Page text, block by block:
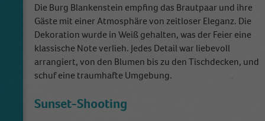
Die Burg Blankenstein empfing das Brautpaar und ihre
Gäste mit einer Atmosphäre von zeitloser Eleganz. Die
Dekoration wurde in Weiß gehalten, was der Feier eine
klassische Note verlieh. Jedes Detail war liebevoll
arrangiert, von den Blumen bis zu den Tischdecken, und
schuf eine traumhafte Umgebung.
Sunset-Shooting